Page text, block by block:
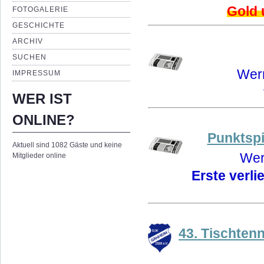
FOTOGALERIE
GESCHICHTE
ARCHIV
SUCHEN
IMPRESSUM
WER IST
ONLINE?
Aktuell sind 1082 Gäste und keine
Mitglieder online
Gold
Erste
43.